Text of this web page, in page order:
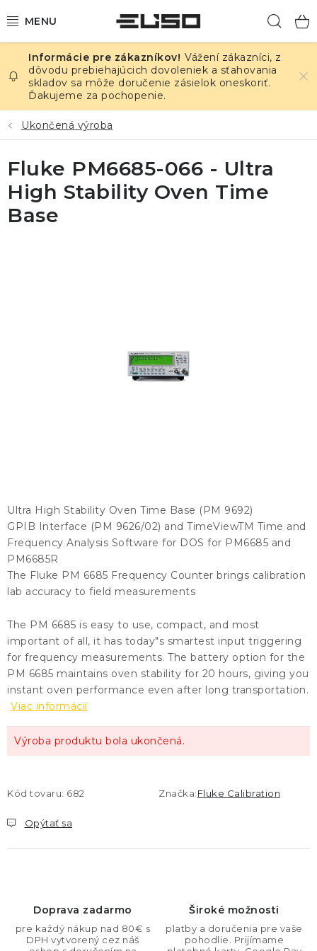
na
ELEKTRINA
TEPLOTA A VLHKOSŤ
TLAK A ÚNIKY
ZÁZNAMNÍKY
KALIBRÁCIA
Vážení zákazníci, z
dôvodu prebiehajúcich dovoleniek a sťahovania
skladov sa môže doručenie zásielok oneskoriť.
Ďakujeme za pochopenie.
Ukončená výroba
Ultra High Stability Oven Time Base (PM 9692)
GPIB Interface (PM 9626/02) and TimeViewTM Time and
Frequency Analysis Software for DOS for PM6685 and
PM6685R
The Fluke PM 6685 Frequency Counter brings calibration
lab accuracy to field measurements
The PM 6685 is easy to use, compact, and most
important of all, it has today"s smartest input triggering
for frequency measurements. The battery option for the
PM 6685 maintains oven stability for 20 hours, giving you
instant oven performance even after long transportation.
Viac informácií
Výroba produktu bola ukončená.
Kód tovaru: 682 Značka:Fluke Calibration
Opýtať sa
Fluke PM6685-066 - Ultra
High Stability Oven Time
Base
Doprava zadarmo
pre každý nákup nad 80€ s
DPH vytvorený cez náš
Široké možnosti
platby a doručenia pre vaše
pohodlie. Prijímame